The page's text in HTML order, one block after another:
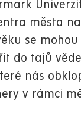
města
se mohou
do tajů
nás
v rámci